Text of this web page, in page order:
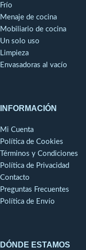
Frío
Menaje de cocina
Mobiliario de cocina
Un solo uso
Limpieza
Envasadoras al vacío
INFORMACIÓN
Mi Cuenta
Política de Cookies
Términos y Condiciones
Política de Privacidad
Contacto
Preguntas Frecuentes
Política de Envío
DÓNDE ESTAMOS